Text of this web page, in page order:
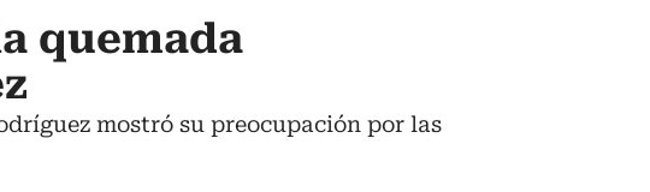
quemada
mostró su preocupación por las